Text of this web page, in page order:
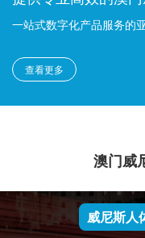
一站式数字化产品服务的
查看更多
澳门威
威尼斯人